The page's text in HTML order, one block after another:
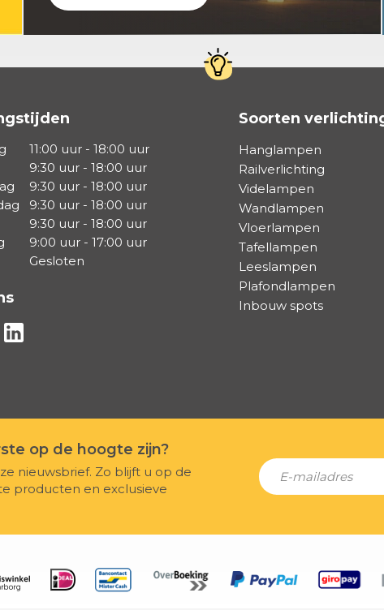
11:00 uur - 18:00 uur
9:30 uur - 18:00 uur
9:30 uur - 18:00 uur
9:30 uur - 18:00 uur
9:30 uur - 18:00 uur
9:00 uur - 17:00 uur
Gesloten
Facebook
via Instagram
Volg ons via Linkedin
Soorten
Hanglampen
Railverlichting
Videlampen
Wandlampen
Vloerlampen
Tafellampen
Leeslampen
Plafondlampen
Inbouw spots
op de hoogte zijn?
nieuwsbrief. Zo blijft u op de
producten en exclusieve